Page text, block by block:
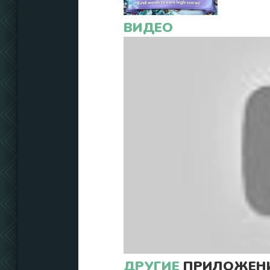
ВИДЕО
ДРУГИЕ